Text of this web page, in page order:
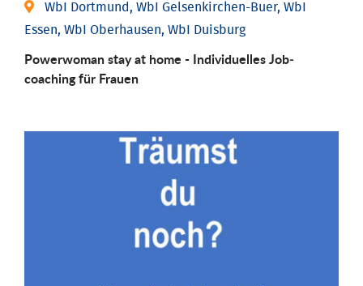
WbI Dortmund, WbI Gelsenkirchen-Buer, WbI
Essen, WbI Oberhausen, WbI Duisburg
Powerwoman stay at home - Individu­elles Job­
coaching für Frauen